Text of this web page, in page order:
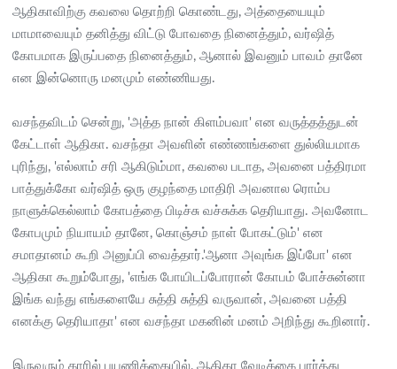
ஆதிகாவிற்கு கவலை தொற்றி கொண்டது, அத்தையையும்
மாமாவையும் தனித்து விட்டு போவதை நினைத்தும், வர்ஷித்
கோபமாக இருப்பதை நினைத்தும், ஆனால் இவனும் பாவம் தானே
என இன்னொரு மனமும் எண்ணியது.
வசந்தவிடம் சென்று, 'அத்த நான் கிளம்பவா' என வருத்தத்துடன்
கேட்டாள் ஆதிகா. வசந்தா அவளின் எண்ணங்களை துல்லியமாக
புரிந்து, 'எல்லாம் சரி ஆகிடும்மா, கவலை படாத, அவனை பத்திரமா
பாத்துக்கோ வர்ஷித் ஒரு குழந்தை மாதிரி அவனால ரொம்ப
நாளுக்கெல்லாம் கோபத்தை பிடிச்சு வச்சுக்க தெரியாது. அவனோட
கோபமும் நியாயம் தானே, கொஞ்சம் நாள் போகட்டும்' என
சமாதானம் கூறி அனுப்பி வைத்தார்.'ஆனா அவுங்க இப்போ' என
ஆதிகா கூறும்போது, 'எங்க போயிடப்போரான் கோபம் போச்சுன்னா
இங்க வந்து எங்களையே சுத்தி சுத்தி வருவான், அவனை பத்தி
எனக்கு தெரியாதா' என வசந்தா மகனின் மனம் அறிந்து கூறினார்.
இருவரும் காரில் பயணிக்கையில், ஆதிகா வேடிக்கை பார்த்து